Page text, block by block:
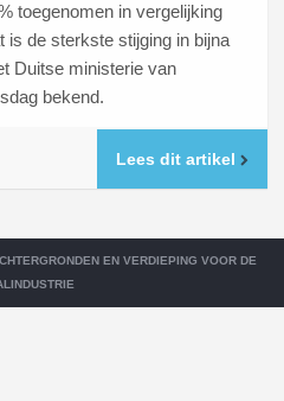
toegenomen in vergelijking
is de sterkste stijging in bijna
Duitse ministerie van
bekend.
Lees dit artikel
EN VERDIEPING VOOR DE